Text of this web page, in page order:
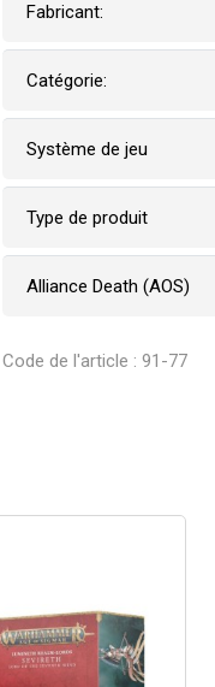
Fabricant:
Catégorie:
Système de jeu
Type de produit
Alliance Death (AOS)
Code de l'article : 91-77